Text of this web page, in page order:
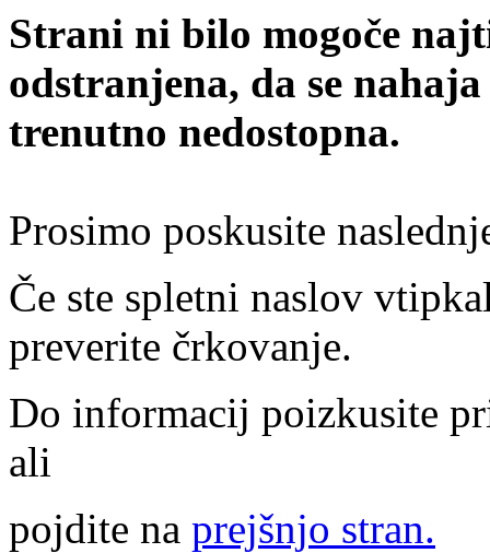
Strani ni bilo mogoče
odstranjena, da se
trenutno nedostopna.
Prosimo poskusite
Če ste spletni naslov
preverite črkovanje.
Do informacij poizkusite
ali
pojdite na prejšnjo stran.